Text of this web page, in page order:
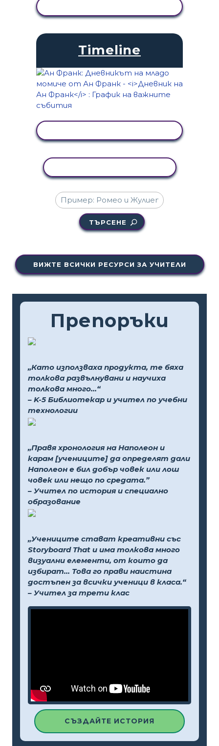
Timeline
ТЪРСЕНЕ
ВИЖТЕ ВСИЧКИ РЕСУРСИ ЗА УЧИТЕЛИ
Препоръки
„Като използваха продукта, те бяха
толкова развълнувани и научиха
толкова много...“
– K-5 Библиотекар и учител по учебни
технологии
„Правя хронология на Наполеон и
карам [учениците] да определят дали
Наполеон е бил добър човек или лош
човек или нещо по средата.”
– Учител по история и специално
образование
„Учениците стават креативни със
Storyboard That и има толкова много
визуални елементи, от които да
избират... Това го прави наистина
достъпен за всички ученици в класа.“
– Учител за трети клас
СЪЗДАЙТЕ ИСТОРИЯ